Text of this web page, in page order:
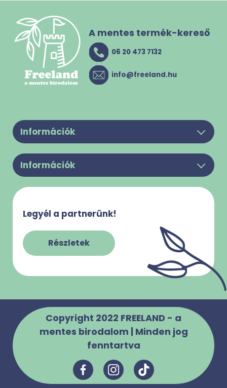
A mentes termék-kereső
06 20 473 7132
info@freeland.hu
Információk
Felhasználási feltételek
Adatkezelési Tájékoztató
Impresszum
Szabályzatok
Információk
Gy.I.K.
Legyél a partnerünk!
Részletek
Copyright 2022 FREELAND - a
mentes birodalom | Minden jog
fenntartva